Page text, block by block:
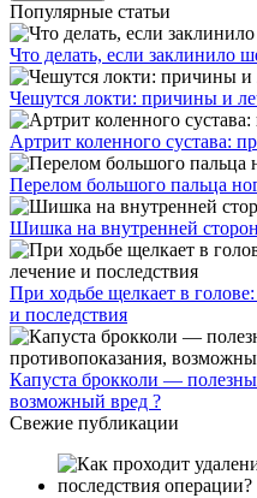
Популярные статьи
Что делать, если заклинило
Чешутся локти: причины и
Артрит коленного сустава:
Перелом большого пальца
Шишка на внутренней
При ходьбе щелкает в
и последствия
Капуста брокколи —
возможный вред ?
Свежие публикации